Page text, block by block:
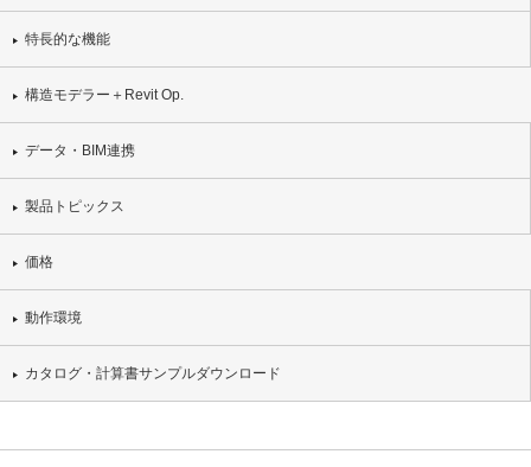
特長的な機能
構造モデラー＋Revit Op.
データ・BIM連携
製品トピックス
価格
動作環境
カタログ・計算書サンプルダウンロード